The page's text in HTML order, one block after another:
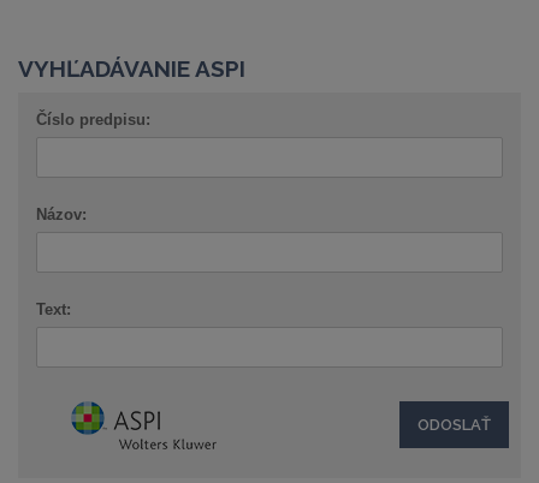
VYHĽADÁVANIE ASPI
Číslo predpisu:
Názov:
Text: